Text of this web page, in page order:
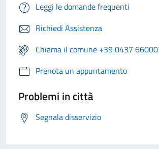
Leggi le domande frequenti
Richiedi Assistenza
Chiama il comune +39 0437
Prenota un appuntamento
Problemi in città
Segnala disservizio